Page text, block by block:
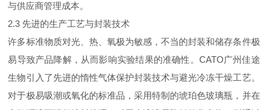
与供应商管理成本。
2.3 先进的生产工艺与封装技术
许多标准物质对光、热、氧极为敏感，不当的封装和储存条件极
易导致产品降解，从而影响实验结果的准确性。CATO广州佳途
生物引入了先进的惰性气体保护封装技术与避光冷冻干燥工艺。
对于极易吸潮或氧化的标准品，采用特制的琥珀色玻璃瓶，并在